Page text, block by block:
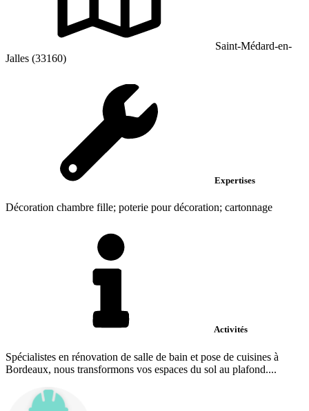
Saint-Médard-en-
Jalles (33160)
Expertises
Décoration chambre fille; poterie pour décoration; cartonnage
Activités
Spécialistes en rénovation de salle de bain et pose de cuisines à
Bordeaux, nous transformons vos espaces du sol au plafond....